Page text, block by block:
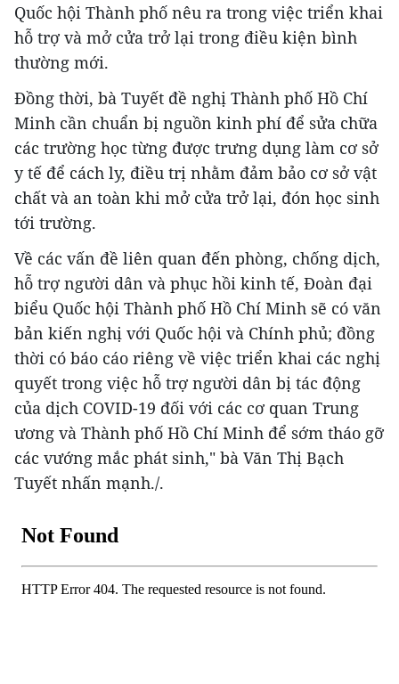
Quốc hội Thành phố nêu ra trong việc triển khai
hỗ trợ và mở cửa trở lại trong điều kiện bình
thường mới.
Đồng thời, bà Tuyết đề nghị Thành phố Hồ Chí
Minh cần chuẩn bị nguồn kinh phí để sửa chữa
các trường học từng được trưng dụng làm cơ sở
y tế để cách ly, điều trị nhằm đảm bảo cơ sở vật
chất và an toàn khi mở cửa trở lại, đón học sinh
tới trường.
Về các vấn đề liên quan đến phòng, chống dịch,
hỗ trợ người dân và phục hồi kinh tế, Đoàn đại
biểu Quốc hội Thành phố Hồ Chí Minh sẽ có văn
bản kiến nghị với Quốc hội và Chính phủ; đồng
thời có báo cáo riêng về việc triển khai các nghị
quyết trong việc hỗ trợ người dân bị tác động
của dịch COVID-19 đối với các cơ quan Trung
ương và Thành phố Hồ Chí Minh để sớm tháo gỡ
các vướng mắc phát sinh," bà Văn Thị Bạch
Tuyết nhấn mạnh./.